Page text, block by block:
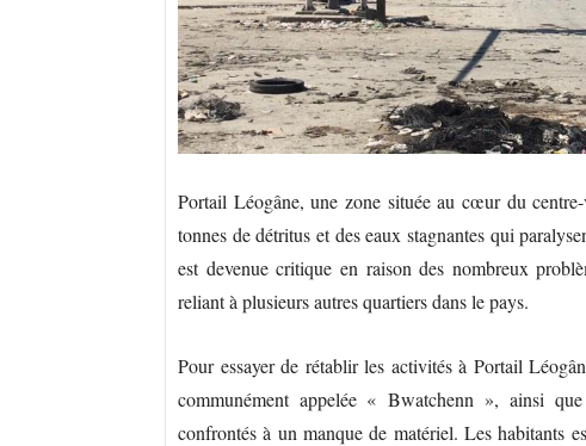
Portail Léogâne, une zone située au cœur du
tonnes de détritus et des eaux stagnantes qui
est devenue critique en raison des nombreux
reliant à plusieurs autres quartiers dans le pays.
Pour essayer de rétablir les activités à Portail
communément appelée « Bwatchenn », ainsi
confrontés à un manque de matériel. Les habitants